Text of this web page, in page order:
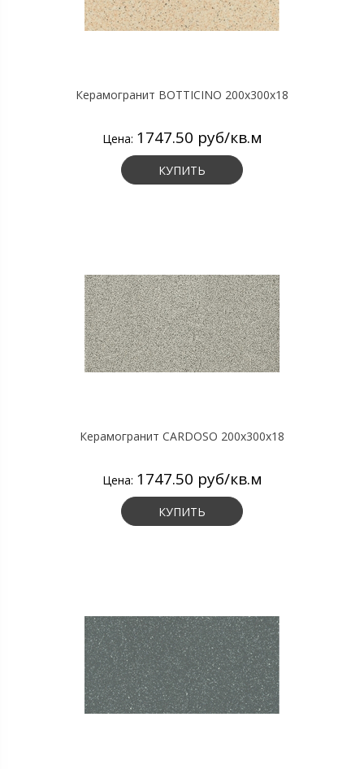
Керамогранит BOTTICINO 200х300х18
Цена: 1747.50 руб/кв.м
КУПИТЬ
Керамогранит CARDOSO 200х300х18
Цена: 1747.50 руб/кв.м
КУПИТЬ